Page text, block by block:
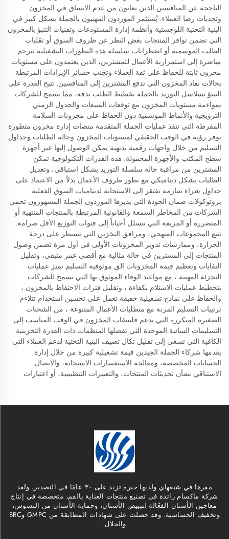
الناجحة عن المنافسين الذين يعانون من عدم الاتساق في المخزون
وتحديات رضا العملاء. يُستثمر الموردون المهنيون بالجملة بشكل كبير في
البنية التحتية اللوجستية وأنظمة إدارة المستودعات وتقنيات التنبؤ بالمخزون
التي تضمن توافر المنتجات بغض النظر عن ظروف السوق أو تقلبات
الطلب الموسمية أو اضطرابات سلسلة هذه التطورات التشغيلية تترجم
مباشرة إلى استمرارية الأعمال للمشترين، الذين يعتمدون على مستويات
مخزون ثابتة للحفاظ على ثقة العملاء وتجنب خسائر الإيرادات المرتبطة
بحالات نفاد المخزون التي تدفع المشترين إلى المنافسين. تتيح القدرة على
التنبؤ بسلاسل التوريد بالجملة تخطيط الطلب بدقة، مما يسمح للشركات
بمواءمة مستويات المخزون مع توقعات المبيعات والجدول الزمني
الترويجية والأنماط الموسمية دون الحفاظ على مخزونات السلامة
المفرطة التي تنفذ عمليات الجملة المتقدمة منصات إدارة مخزون متطورة
توفر رؤية في الوقت الحقيقي لمستويات المخزون وحالة الطلبات وجداول
التسليم من خلال واجهات رقمية بديهية يمكن الوصول إليها عبر أجهزة
سطح المكتب والأجهزة المحمولة. هذه القدرات التكنولوجية تمكن
المشترين من مراقبة حالة سلسلة التوريد بشكل استباقي، وتعديل
الطلبات بشكل ديناميكي مع تطور ظروف الأعمال بدلاً من الاعتماد على
جداول شراء صارمة تفتقر إلى الاستجابة لديناميات السوق الفعلية.
بروتوكولات ضمان الجودة التي يديرها الموردون الجملة المشهورون تحمي
الشركات من المخاطر السمعة والقانونية المرتبطة بالمنتجات المنتهية أو
المتضررة أو المزيفة التي تتسلل أحياناً إلى قنوات التوزيع الأقل صرامة.
تتبع المجموعات المنهجي، ومرافق التخزين التي تسيطر على درجة
الحرارة، وممارسات تدوير المخزونات الأولى في أول مرة تضمن وصول
المنتجات إلى المشترين في حالة مثالية مع أقصى عمر متبقي، وتقليل
النفايات وتعظيم قيمة المخزونات الق موثوقية التسليم تميز عمليات
التجزئة المهنية ، مع مواعيد الوفاء الموثوق بها التي تسمح للشركات
بتخطيط عمليات الاستلام بكفاءة ، وتقليل فترات الاحتفاظ بالمخزون ،
والحفاظ على نماذج تشغيلية خفيفة تعمل على تحسين استخدام تتلاءم
ترتيبات التسليم المرنة مع متطلبات الأعمال المتنوعة ، من الشحنات
الصغيرة المتكررة التي تدعم فلسفات المخزون في الوقت المناسب إلى
التسليمات السائبة الموحدة التي تفضلها المنظمات ذات القدرة التخزينية
الكافية التي تسعى إلى تقليل تكال تضيف البنية التحتية لدعم العملاء التي
يقدمها شركاء الجملة الجيدين قيمة تشغيلية كبيرة من خلال إدارة
الحسابات المخصصة، ومعالجة الاستفسارات الاستجابة، والاتصال
الاستباقي بشأن تحديثات المنتجات، والتغييرات التنظيمية، أو اعتبارات
مقرها في شنغهاي ولديها خبرة تزيد على ٣٠ عامًا في التصدير، وتُعد
شركة ماكسام رائدة في تصنيع منتجات العناية بالفم، متخصصة في إنتاج
معاجين الأسنان الفعّالة لتبييض الأسنان، وحماية الأسنان من التسوس،
وتخفيف الحساسية. وقد حصلت على شهادات المطابقة من GMPC وBRC
والحلال.